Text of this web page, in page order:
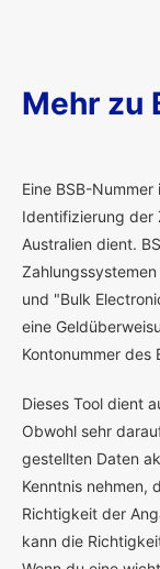
Mehr zu
Eine BSB-
Identifizierung der
Australien dient.
und "Bulk
eine
Kontonummer des
Dieses Tool dient
Obwohl sehr
gestellten Daten
Kenntnis nehmen,
Richtigkeit der
kann die